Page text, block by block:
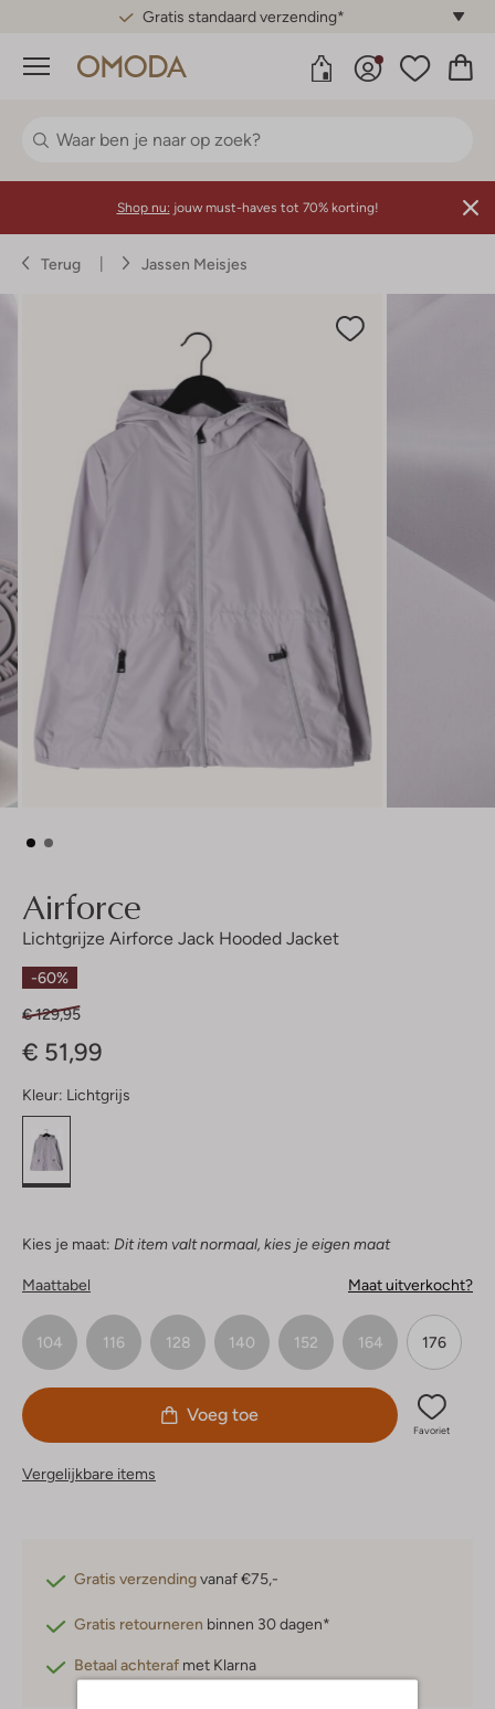
Gratis standaard verzending*
Menu
Shop nu: jouw must-haves tot 70% korting!
Terug Jassen Meisjes
Airforce
Lichtgrijze Airforce Jack Hooded Jacket
-60%
€ 129,95
€ 51,99
Kleur: Lichtgrijs
Kies je maat: Dit item valt normaal, kies je eigen maat
Maattabel Maat uitverkocht?
104 116 128 140 152 164 176
Voeg toe
Favoriet
Vergelijkbare items
Gratis verzendingvanaf €75,-
Gratis retourneren binnen 30 dagen*
Betaal achteraf met Klarna